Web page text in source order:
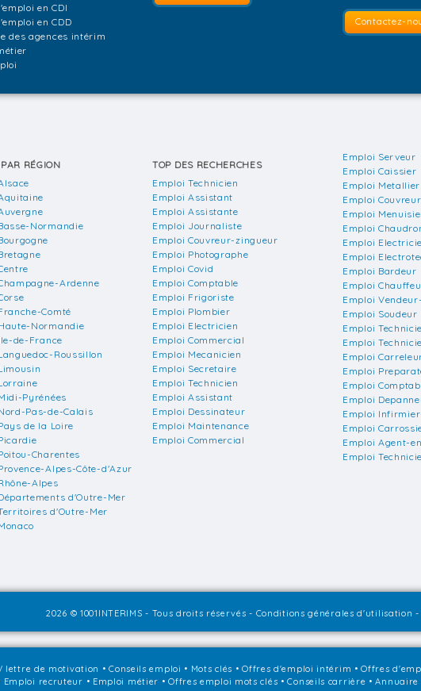
en CDI
en CDD
des agences intérim
Contactez-
RÉGION
Normandie
Ardenne
Comté
Normandie
de-France
Roussillon
Pyrénées
Pas-de-Calais
de la Loire
Charentes
Alpes-Côte-d'Azur
Alpes
d'Outre-Mer
d'Outre-Mer
TOP DES RECHERCHES
Emploi Technicien
Emploi Assistant
Emploi Assistante
Emploi Journaliste
Emploi Couvreur-zingueur
Emploi Photographe
Emploi Covid
Emploi Comptable
Emploi Frigoriste
Emploi Plombier
Emploi Electricien
Emploi Commercial
Emploi Mecanicien
Emploi Secretaire
Emploi Technicien
Emploi Assistant
Emploi Dessinateur
Emploi Maintenance
Emploi Commercial
Emploi Serveur
Emploi Caissier
Emploi Metallier
Emploi Couvreur
Emploi
Emploi
Emploi
Emploi
Emploi Bardeur
Emploi
Emploi
Emploi Soudeur
Emploi
Emploi
Emploi
Emploi
Emploi
Emploi
Emploi
Emploi
Emploi Agent-
Emploi
2026 © 1001INTERIMS - Tous droits réservés - Conditions générales d'utilisation -
lettre de motivation •Conseils emploi • Mots clés •Offres d'emploi intérim •Offres
Emploi recruteur • Emploi métier •Offres emploi mots clés •Conseils carrière •